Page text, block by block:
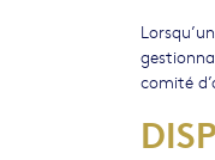
comité